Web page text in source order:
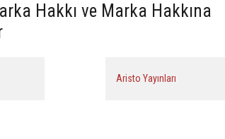
Hakkı ve Marka Hakkına
Aristo Yayınları